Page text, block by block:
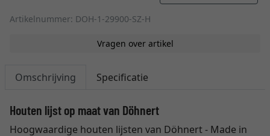
Artikelnummer: DOH-1-29900-SZ-H
Vragen over artikel
Omschrijving Specificatie
Houten lijst op maat van Döhnert
Hoogwaardige houten lijsten van Döhnert - Made in